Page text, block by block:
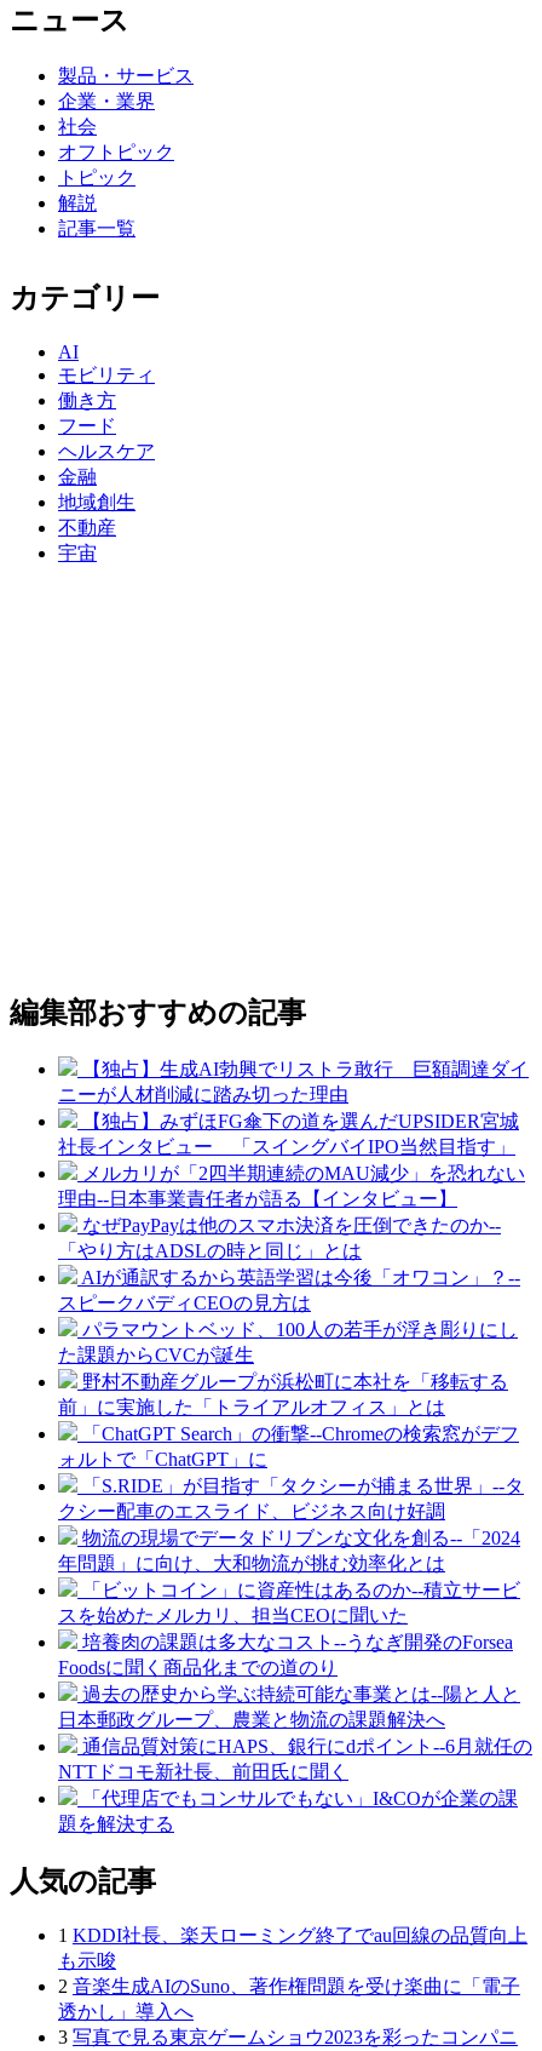
ニュース
製品・サービス
企業・業界
社会
オフトピック
トピック
解説
記事一覧
カテゴリー
AI
モビリティ
働き方
フード
ヘルスケア
金融
地域創生
不動産
宇宙
編集部おすすめの記事
【独占】生成AI勃興でリストラ敢行 巨額調達ダイ
ニーが人材削減に踏み切った理由
【独占】みずほFG傘下の道を選んだUPSIDER宮城
社長インタビュー 「スイングバイIPO当然目指す」
メルカリが「2四半期連続のMAU減少」を恐れない
理由--日本事業責任者が語る【インタビュー】
なぜPayPayは他のスマホ決済を圧倒できたのか--
「やり方はADSLの時と同じ」とは
AIが通訳するから英語学習は今後「オワコン」？--
スピークバディCEOの見方は
パラマウントベッド、100人の若手が浮き彫りにし
た課題からCVCが誕生
野村不動産グループが浜松町に本社を「移転する
前」に実施した「トライアルオフィス」とは
「ChatGPT Search」の衝撃--Chromeの検索窓がデフ
ォルトで「ChatGPT」に
「S.RIDE」が目指す「タクシーが捕まる世界」--タ
クシー配車のエスライド、ビジネス向け好調
物流の現場でデータドリブンな文化を創る--「2024
年問題」に向け、大和物流が挑む効率化とは
「ビットコイン」に資産性はあるのか--積立サービ
スを始めたメルカリ、担当CEOに聞いた
培養肉の課題は多大なコスト--うなぎ開発のForsea
Foodsに聞く商品化までの道のり
過去の歴史から学ぶ持続可能な事業とは--陽と人と
日本郵政グループ、農業と物流の課題解決へ
通信品質対策にHAPS、銀行にdポイント--6月就任の
NTTドコモ新社長、前田氏に聞く
「代理店でもコンサルでもない」I&COが企業の課
題を解決する
人気の記事
1 KDDI社長、楽天ローミング終了でau回線の品質向上
も示唆
2 音楽生成AIのSuno、著作権問題を受け楽曲に「電子
透かし」導入へ
3 写真で見る東京ゲームショウ2023を彩ったコンパニ